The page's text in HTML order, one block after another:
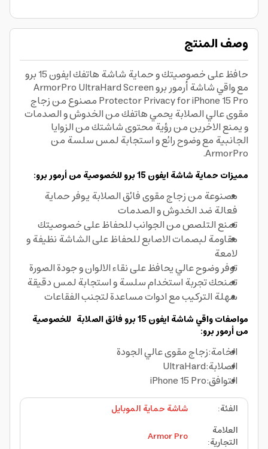
وصف المنتج
حافظ على خصوصيتك و حماية شاشة هاتفك ايفون 15 برو
مع واقي شاشة أرمور برو ArmorPro UltraHard Screen
Protector Privacy for iPhone 15 Pro مصنوع من زجاج
مقوى عالي الصلابة يحمي هاتفك من الخدوش و الصدمات
و يمنع الاخرين من رؤية محتوى شاشتك من الزوايا
الجانبية مع وضوح رائع و استجابة لمس سلسة من
ArmorPro.
مميزات حماية شاشة ايفون 15 برو للخصوصية من أرمور برو:
مصنوعة من زجاج مقوى فائق الصلابة يوفر حماية
فعالة ضد الخدوش و الصدمات
تمنع التلصص من الجوانب للحفاظ على خصوصيتك
مقاومة لبصمات الاصابع للحفاظ على الشاشة نظيفة و
لامعة
توفر وضوح عالي يحافظ على نقاء الالوان و جودة الصورة
تمنحك تجربة استخدام سلسة و استجابة لمس دقيقة
سهلة التركيب مع ادوات مساعدة لتجنب الفقاعات
مواصفات واقي شاشة ايفون 15 برو فائق الصلابة للخصوصية
من أرمور برو:
الخامة:زجاج مقوى عالي الجودة
الصلابة:UltraHard
التوافق:iPhone 15 Pro
الفئة:
شاشة حماية الموبايل
العلامة
التجارية:
Armor Pro